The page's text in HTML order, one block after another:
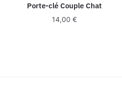
Porte-clé Couple Chat
14,00€